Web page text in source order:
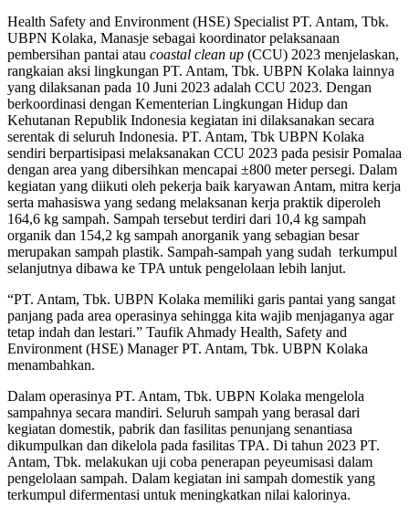
Health Safety and Environment (HSE) Specialist PT. Antam, Tbk.
UBPN Kolaka, Manasje sebagai koordinator pelaksanaan
pembersihan pantai atau coastal clean up (CCU) 2023 menjelaskan,
rangkaian aksi lingkungan PT. Antam, Tbk. UBPN Kolaka lainnya
yang dilaksanan pada 10 Juni 2023 adalah CCU 2023. Dengan
berkoordinasi dengan Kementerian Lingkungan Hidup dan
Kehutanan Republik Indonesia kegiatan ini dilaksanakan secara
serentak di seluruh Indonesia. PT. Antam, Tbk UBPN Kolaka
sendiri berpartisipasi melaksanakan CCU 2023 pada pesisir Pomalaa
dengan area yang dibersihkan mencapai ±800 meter persegi. Dalam
kegiatan yang diikuti oleh pekerja baik karyawan Antam, mitra kerja
serta mahasiswa yang sedang melaksanan kerja praktik diperoleh
164,6 kg sampah. Sampah tersebut terdiri dari 10,4 kg sampah
organik dan 154,2 kg sampah anorganik yang sebagian besar
merupakan sampah plastik. Sampah-sampah yang sudah terkumpul
selanjutnya dibawa ke TPA untuk pengelolaan lebih lanjut.
“PT. Antam, Tbk. UBPN Kolaka memiliki garis pantai yang sangat
panjang pada area operasinya sehingga kita wajib menjaganya agar
tetap indah dan lestari.” Taufik Ahmady Health, Safety and
Environment (HSE) Manager PT. Antam, Tbk. UBPN Kolaka
menambahkan.
Dalam operasinya PT. Antam, Tbk. UBPN Kolaka mengelola
sampahnya secara mandiri. Seluruh sampah yang berasal dari
kegiatan domestik, pabrik dan fasilitas penunjang senantiasa
dikumpulkan dan dikelola pada fasilitas TPA. Di tahun 2023 PT.
Antam, Tbk. melakukan uji coba penerapan peyeumisasi dalam
pengelolaan sampah. Dalam kegiatan ini sampah domestik yang
terkumpul difermentasi untuk meningkatkan nilai kalorinya.